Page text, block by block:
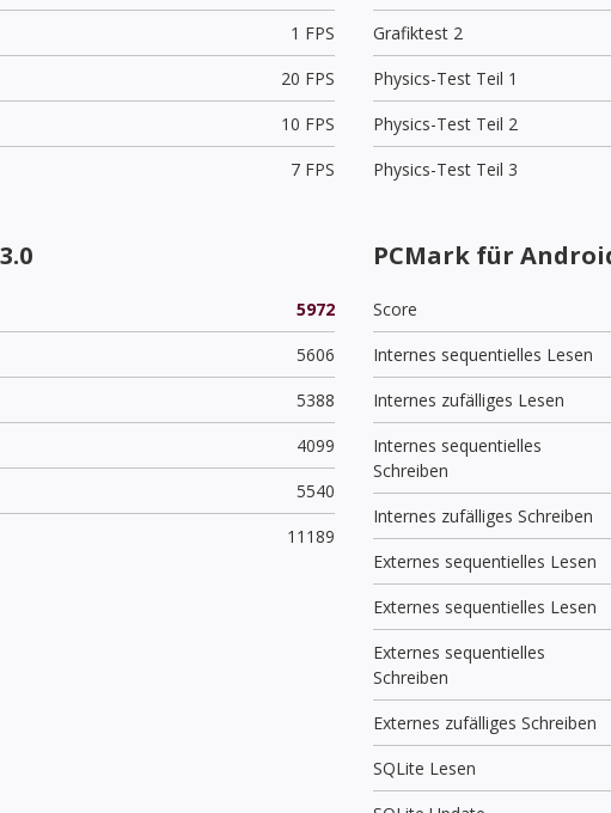
1 FPS
20 FPS
10 FPS
7 FPS
Grafiktest 2
Physics-Test Teil 1
Physics-Test Teil 2
Physics-Test Teil 3
5972
5606
5388
4099
5540
11189
PCMark für
Score
Internes sequentielles Lesen
Internes zufälliges Lesen
Internes sequentielles
Schreiben
Internes zufälliges Schreiben
Externes sequentielles Lesen
Externes sequentielles Lesen
Externes sequentielles
Schreiben
Externes zufälliges Schreiben
SQLite Lesen